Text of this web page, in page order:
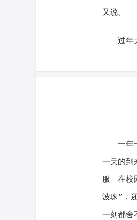
又说。
过年
一年
一天的到
服，在校
波珠”，
一刻都舍